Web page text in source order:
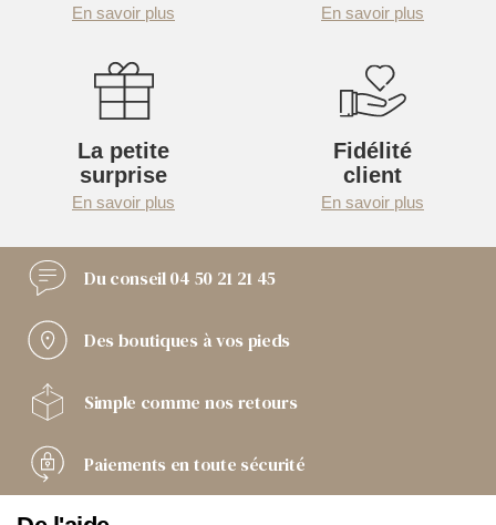
En savoir plus En savoir plus
La petite
surprise
En savoir plus
Fidélité
client
En savoir plus
Du conseil04 50 21 21 45
Des boutiques à vos pieds
Simple comme nos retours
Paiements en toute sécurité